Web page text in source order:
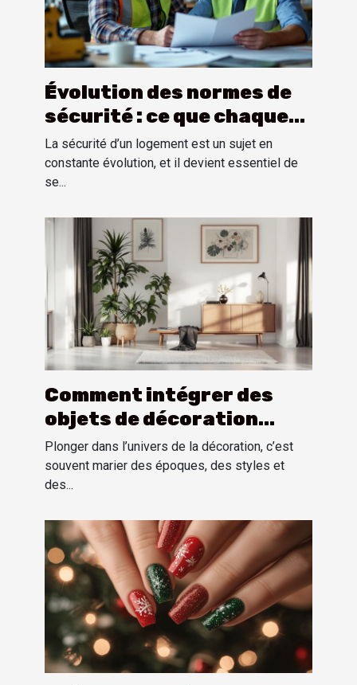
Évolution des normes de
sécurité : ce que chaque
propriétaire doit savoir
La sécurité d’un logement est un sujet en
constante évolution, et il devient essentiel de
se...
Comment intégrer des
objets de décoration
vintage américains dans
un intérieur moderne ?
Plonger dans l’univers de la décoration, c’est
souvent marier des époques, des styles et
des...